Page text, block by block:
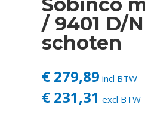
/ 9401 D/
schoten
€ 279,89 incl BTW
€ 231,31 excl BTW